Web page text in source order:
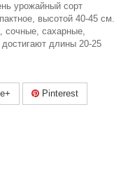
урожайный сорт
высотой 40-45 см.
сочные, сахарные,
длины 20-25
Pinterest